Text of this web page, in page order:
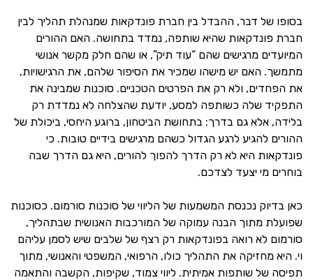
בסופו של דבר, ההבדל בין חברת פונדקאות שמנהלת תהליך לבין
חברת פונדקאות שהיא שותפה, נמדד בתחושה. האם ההורים
המיועדים מרגישים שהם “עוד תיק”, או שהם חלק מקשר אנושי
מתמשך. האם יש מישהו שמכיר את הסיפור שלהם, את הרגישויות,
את הפחדים, ולא רק את הפרטים הטכניים. סוכנות שמבינה את
התפקיד שלה כשותפה למסע, יודעת שהצלחה לא נמדדת רק
בלידה, אלא גם בדרך: בתחושת הביטחון, ברוגע היחסי, ביכולת של
ההורים להגיע לרגע הגדול כשהם מרגישים בידיים טובות. כי
פונדקאות היא לא רק הדרך להפוך להורים, היא גם הדרך שבה
בוחרים מי יצעד לצדכם.
כאן בדיוק נכנסת המשמעות של הליווי של סוכנות סורמום. כסוכנות
שפועלת מתוך הבנה עמוקה של המורכבות האנושית שבתהליך,
סורמום לא רואה בפונדקאות רק רצף של שלבים שיש לסמן עליהם
וי. היא מחזיקה את התהליך כולו, הרפואי, המשפטי והאנושי, מתוך
תפיסה של שותפות אמיתית. ליווי צמוד, שקיפות, הקשבה והתאמה